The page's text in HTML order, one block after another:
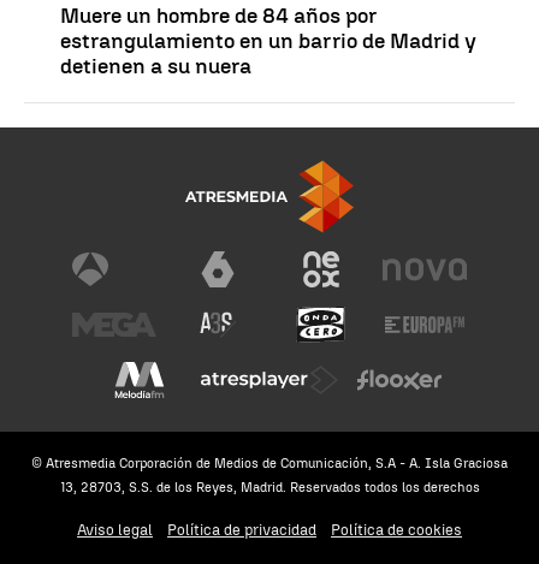
Muere un hombre de 84 años por
estrangulamiento en un barrio de Madrid y
detienen a su nuera
© Atresmedia Corporación de Medios de Comunicación, S.A - A. Isla Graciosa
13, 28703, S.S. de los Reyes, Madrid. Reservados todos los derechos
Aviso legal Política de privacidad Política de cookies